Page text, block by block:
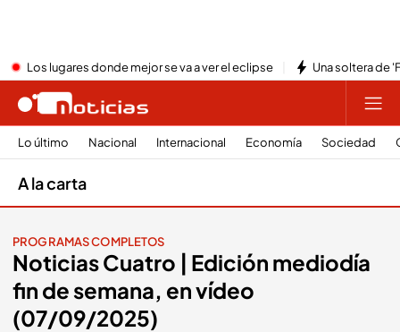
Los lugares donde mejor se va a ver el eclipse Una soltera de
Lo último Nacional Internacional Economía Sociedad
A la carta
PROGRAMAS COMPLETOS
Noticias Cuatro | Edición mediodía
fin de semana, en vídeo
(07/09/2025)